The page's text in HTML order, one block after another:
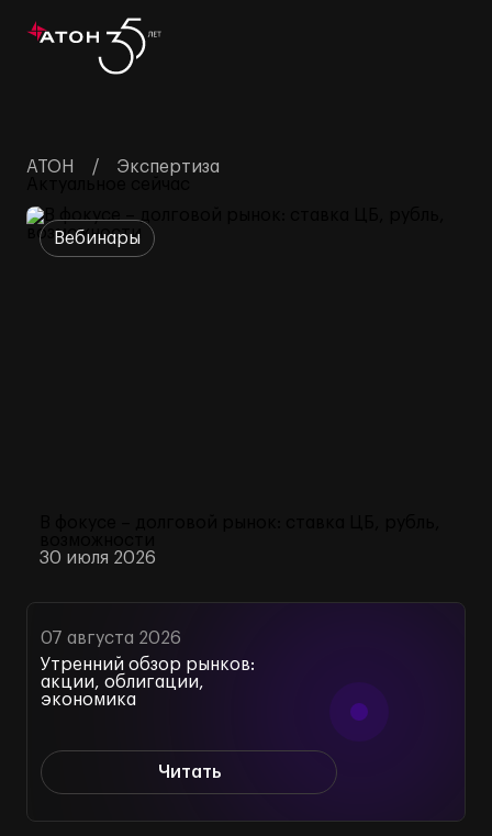
АТОН
Экспертиза
07 августа 2026
Утренний обзор рынков:
акции, облигации,
экономика
Читать
Вебинары
30 июля 2026